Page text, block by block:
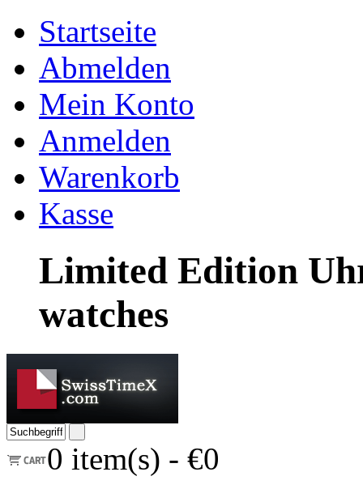
Startseite
Abmelden
Mein Konto
Anmelden
Warenkorb
Kasse
Limited Edition
watches
0 item(s) - €0